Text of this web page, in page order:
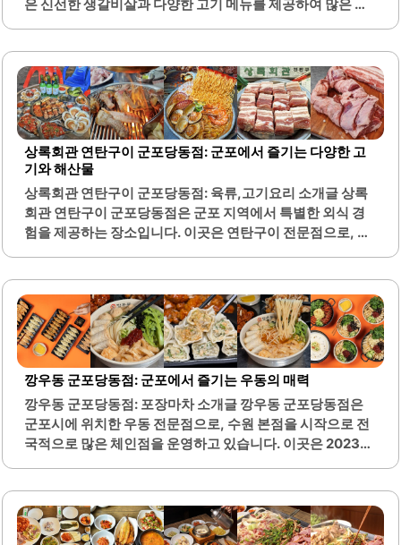
은 신선한 생갈비살과 다양한 고기 메뉴를 제공하여 많은 손
장찌개 또한 많은 이들에게 인기가 있습니다.매장은 넓고 쾌
적하여 단체 모임이나 가족 외식에 적합한 환경을 갖추고 있
습니다. 주차 공간이 넉넉하여 차량 이용 시 편리함을 제공합
니다. 일품맛소 군포점은 고기 외에도 다양한 반찬과 사이드
메뉴를 함께 제공하여 더욱 풍성한 식사를 즐길 수 있습니다.
이곳의 가격대는 가성비가 좋으며, 고기 양도 넉넉하여 만족
스러운 식사가 가능합니다. 또한, 웨이팅 시스템이 마련되어
있어 대기 시간 동안 편리하게 이용할 수 있습니다. 친절한 서
비스와..
상록회관 연탄구이 군포당동점: 군포에서 즐기는 다양한 고
기와 해산물
상록회관 연탄구이 군포당동점: 육류,고기요리 소개글 상록
회관 연탄구이 군포당동점은 군포 지역에서 특별한 외식 경
험을 제공하는 장소입니다. 이곳은 연탄구이 전문점으로, 고
100그램 단위로 주문할 수 있어, 여러 가지 맛을 한 번에 경험
할 수 있는 장점이 있습니다.매장은 넓고 쾌적하게 관리되어
있으며, 단체석이 마련되어 있어 회식이나 모임에도 적합합
니다. 또한, 도로변에 위치해 있어 교통이 편리하여 접근성이
뛰어납니다. 직원들은 친절하게 고객을 맞이하며, 서비스 또
한 신속하게 제공됩니다.다양한 반찬과 함께 제공되는 고기
는 질이 좋고, 가격 대비 가성비가 뛰어난 점이 특징입니다.
해산물 메뉴도 마련되어 있어, 고기와 해산물을 동시에 즐길
수 있는 점이 매력적입니다. 매장..
깡우동 군포당동점: 군포에서 즐기는 우동의 매력
깡우동 군포당동점: 포장마차 소개글 깡우동 군포당동점은
군포시에 위치한 우동 전문점으로, 수원 본점을 시작으로 전
국적으로 많은 체인점을 운영하고 있습니다. 이곳은 2023년
며, 깡탕세트는 탕수육과 튀김만두가 함께 제공되어 가성비
가 뛰어납니다.특히, 이곳의 특징 중 하나는 헛개열매차가 물